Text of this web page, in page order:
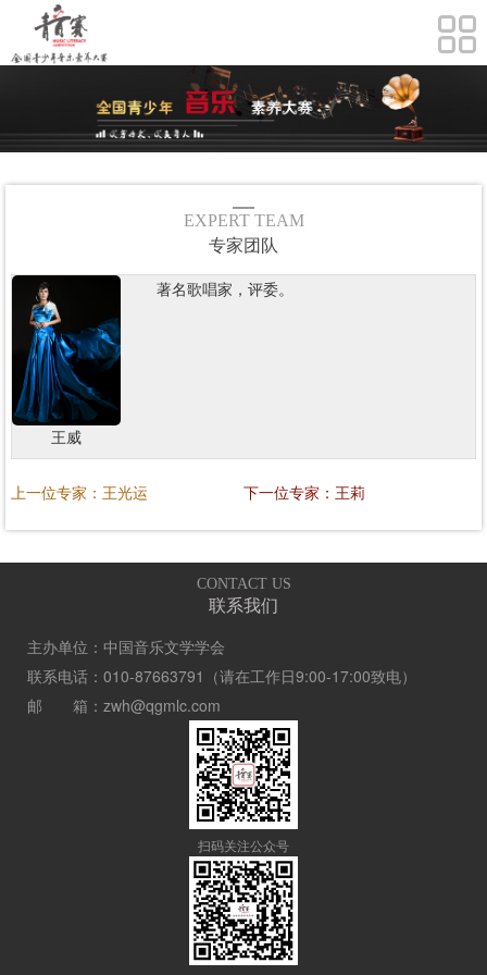
EXPERT TEAM
专家团队
王威
著名歌唱家，评委。
上一位专家：王光运 下一位专家：王莉
CONTACT US
联系我们
主办单位：中国音乐文学学会
联系电话：010-87663791（请在工作日9:00-17:00致电）
邮 箱：zwh@qgmlc.com
扫码关注公众号